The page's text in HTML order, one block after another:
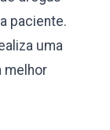
paciente.
uma
melhor